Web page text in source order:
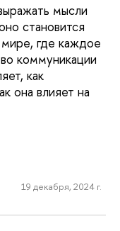
мысли
становится
где каждое
коммуникации
как
она влияет на
19 декабря, 2024 г.